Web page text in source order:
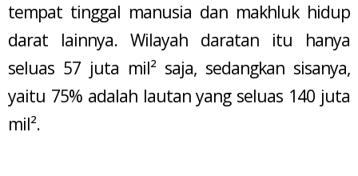
tempat tinggal manusia dan makhluk hidup
darat lainnya. Wilayah daratan itu hanya
seluas 57 juta mil² saja, sedangkan sisanya,
yaitu 75% adalah lautan yang seluas 140 juta
mil².